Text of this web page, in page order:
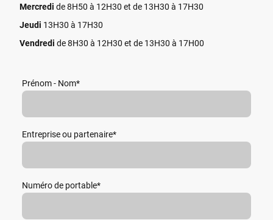
Mercredi de 8H50 à 12H30 et de 13H30 à 17H30
Jeudi 13H30 à 17H30
Vendredi de 8H30 à 12H30 et de 13H30 à 17H00
Prénom - Nom*
Entreprise ou partenaire*
Numéro de portable*